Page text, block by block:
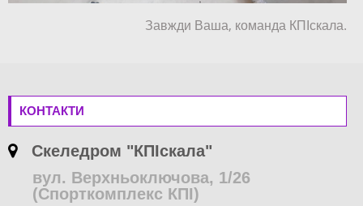
Завжди Ваша, команда КПІскала.
КОНТАКТИ
Скеледром "КПІскала"
вул. Верхньоключова, 1/26
(Спорткомплекс КПІ)